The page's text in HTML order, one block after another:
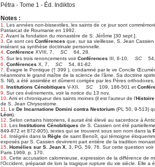
Pétra - Tome 1 - Éd. Indiktos
Notes :
1. Les années non-bissextiles, les saints de ce jour sont
Patriarcat de Roumanie en 1992.
2. Avant la fondation du monastère de S. Jérôme [30 sept.].
3. Ce sont ces Conférences que, sur sa vieillesse, S. Jean
insérant sa synthèse doctrinale personnelle.
4. Conférence XVIII, 7, SC
64, 28.
5. Sur les trois renoncements voirConférences III, 6-10, SC
6. Conférences X, 7, SC
54, 81-82.
7. Évagre le Pontique († 399 ), condamné par le ve Concile
néanmoins le grand maître de la science de l’âme. Sa doctrine
S. Nil), a été assimilée et dûment corrigée par les Pères
8. Institutions Cénobitiques V-XII, SC 109, 186-501 et
9. Sur ces événements, voir la notice du 13 nov.
10. Ami et chroniqueur des saints moines (il est l’auteur de l’
de S. Jean Chrysostome.
11. Le De Incarnatione Domini contra Nestorium (PL 50, 9-513)
Léon).
12. Selon certains historiens, il aurait été élevé au sacerdoce à
13. Les Institutions Cénobitiques de S. Cassien ont été
849-872 et 872-905), textes qui se trouvent sous son nom dans la
14. Intégrés dans la Règle de saint Benoît, qui témoigne
exposés par S. Cassien devinrent part entière de la tradition
15. Homélies sur S. Jean X, 3, PG, 59, 76. Sur cette question voir
Paris 1969, p. 170.
16. Cette accusation calomnieuse, expression de la différence de
l’Occident, préparait de loin la tragique rupture du xie siècle. Elle a